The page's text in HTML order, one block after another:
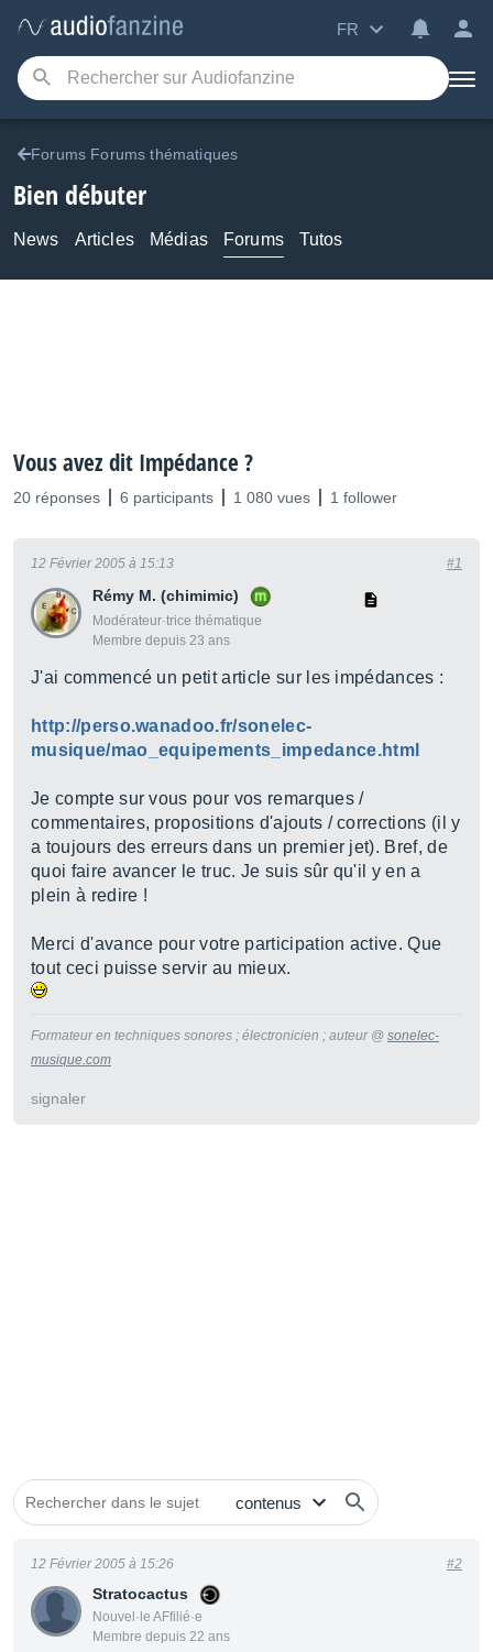
FR
Forums Forums thématiques
Bien débuter
News Articles Médias Forums Tutos
Vous avez dit Impédance ?
20 réponses 6 participants 1 080 vues 1 follower
Rémy M. (chimimic)
Modérateur·trice thématique
Membre depuis 23 ans
12 Février 2005 à 15:13 #1
J'ai commencé un petit article sur les impédances :
http://perso.wanadoo.fr/sonelec-
musique/mao_equipements_impedance.html
Je compte sur vous pour vos remarques /
commentaires, propositions d'ajouts / corrections (il y
a toujours des erreurs dans un premier jet). Bref, de
quoi faire avancer le truc. Je suis sûr qu'il y en a
plein à redire !
Merci d'avance pour votre participation active. Que
tout ceci puisse servir au mieux.
Formateur en techniques sonores ; électronicien ; auteur @ sonelec-
musique.com
signaler
Stratocactus
Nouvel·le AFfilié·e
Membre depuis 22 ans
12 Février 2005 à 15:26 #2